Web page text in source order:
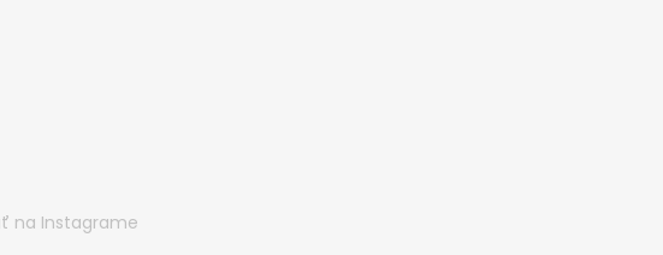
na Instagrame